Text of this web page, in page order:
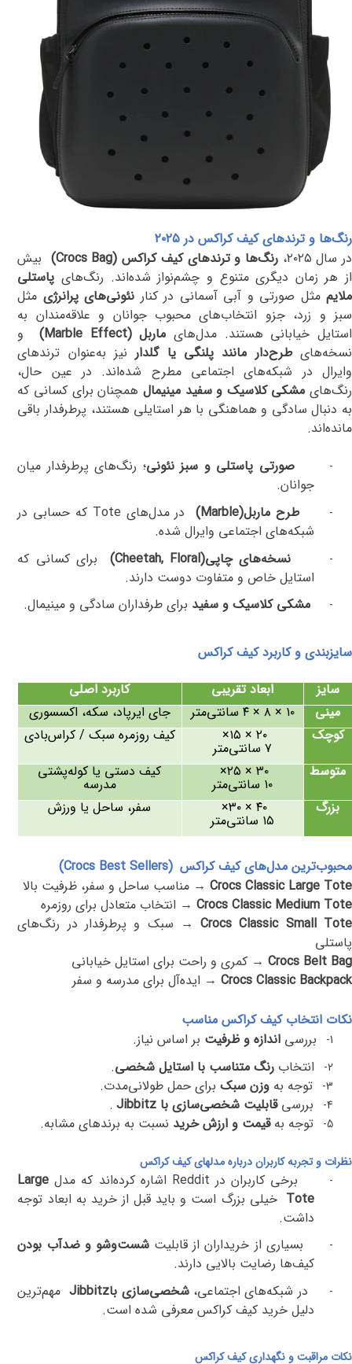
رنگ‌ها و ترندهای کیف کراکس در۲۰۲۵
در سال ۲۰۲۵،رنگ‌ها و ترندهای کیف کراکس (Crocs Bag) بیش
از هر زمان دیگری متنوع و چشم‌نواز شده‌اند. رنگ‌های پاستلی
ملایممثل صورتی و آبی آسمانی در کنار نئونی‌های پرانرژی مثل
سبز و زرد، جزو انتخاب‌های محبوب جوانان و علاقه‌مندان به
استایل خیابانی هستند. مدل‌های ماربل(Marble Effect)
و
نسخه‌هایطرح‌دار مانند پلنگی یا گلدارنیز به‌عنوان ترندهای
وایرال در شبکه‌های اجتماعی مطرح شده‌اند. در عین حال،
رنگ‌های مشکی کلاسیک و سفید مینیمال همچنان برای کسانی که
به دنبال سادگی و هماهنگی با هر استایلی هستند، پرطرفدار باقی
مانده‌اند.
- صورتی پاستلی و سبز نئونی؛ رنگ‌های پرطرفدار میان
جوانان.
- طرح ماربل(Marble) در مدل‌های Toteکه حسابی در
شبکه‌های اجتماعی وایرال شده.
- نسخه‌های چاپی(Cheetah, Floral)
برای کسانی که
استایل خاص و متفاوت دوست دارند.
- مشکی کلاسیک و سفید برای طرفداران سادگی و مینیمال.
سایزبندی و کاربرد کیف کراکس
سایز
ابعاد تقریبی
کاربرد اصلی
مینی
۱۰×۸×۴ سانتی‌متر
جای ایرپاد، سکه، اکسسوری
کوچک
۲۰×۱۵×
۷ سانتی‌متر
کیف روزمره سبک / کراس‌بادی
متوسط
۳۰×۲۵×
۱۰ سانتی‌متر
کیف دستی یا کوله‌پشتی
مدرسه
بزرگ
۴۰×۳۰×
۱۵ سانتی‌متر
سفر، ساحل یا ورزش
محبوب‌ترین مدل‌های کیف کراکس (Crocs Best Sellers)
Crocs Classic Large Tote
→ مناسب ساحل و سفر، ظرفیت بالا
Crocs Classic Medium Tote
→ انتخاب متعادل برای روزمره
Crocs Classic Small Tote
→ سبک و پرطرفدار در رنگ‌های
پاستلی
Crocs Belt Bag
→ کمری و راحت برای استایل خیابانی
Crocs Classic Backpack
→ ایده‌آل برای مدرسه و سفر
نکات انتخاب کیف کراکس مناسب
1- بررسی اندازه و ظرفیت بر اساس نیاز.
2- انتخاب رنگ متناسب با استایل شخصی.
3- توجه به وزن سبک برای حمل طولانی‌مدت.
4- بررسیقابلیت شخصی‌سازی با Jibbitz
.
5- توجه بهقیمت و ارزش خرید نسبت به برندهای مشابه.
نظرات و تجربه کاربران درباره مدلهای کیف کراکس
-
برخی کاربران در Reddit اشاره کرده‌اند که مدل Large
Tote خیلی بزرگ است و باید قبل از خرید به ابعاد توجه
داشت.
- بسیاری از خریداران از قابلیتشست‌وشو و ضدآب بودن
کیف‌ها رضایت بالایی دارند.
- در شبکه‌های اجتماعی،شخصی‌سازی باJibbitz مهم‌ترین
دلیل خرید کیف کراکس معرفی شده است.
نکات مراقبت و نگهداری کیف کراکس